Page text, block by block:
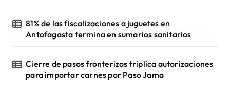
81% de las fiscalizaciones a juguetes en
Antofagasta termina en sumarios sanitarios
Cierre de pasos fronterizos triplica autorizaciones
para importar carnes por Paso Jama